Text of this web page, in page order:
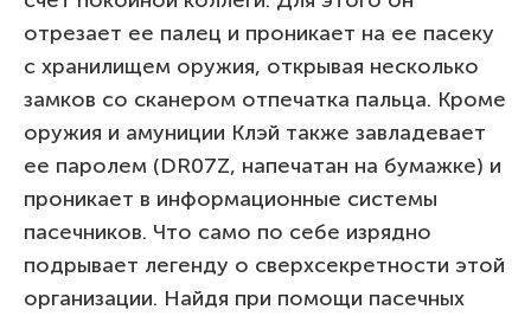
отрезает ее палец и проникает на ее пасеку
с хранилищем оружия, открывая несколько
замков со сканером отпечатка пальца. Кроме
оружия и амуниции Клэй также завладевает
ее паролем (DR07Z, напечатан на бумажке) и
проникает в информационные системы
пасечников. Что само по себе изрядно
подрывает легенду о сверхсекретности этой
организации. Найдя при помощи пасечных